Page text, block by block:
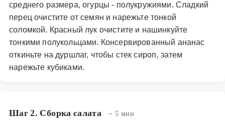
гостей и станет любимым блюдом в коллекции
домашних рецептов.
Закуски и салаты·Салаты·Греческий салат
среднего размера, огурцы - полукружиями. Сладкий
перец очистите от семян и нарежьте тонкой
соломкой. Красный лук очистите и нашинкуйте
тонкими полукольцами. Консервированный ананас
откиньте на дуршлаг, чтобы стек сироп, затем
нарежьте кубиками.
Шаг 2. Сборка салата ~ 5 мин